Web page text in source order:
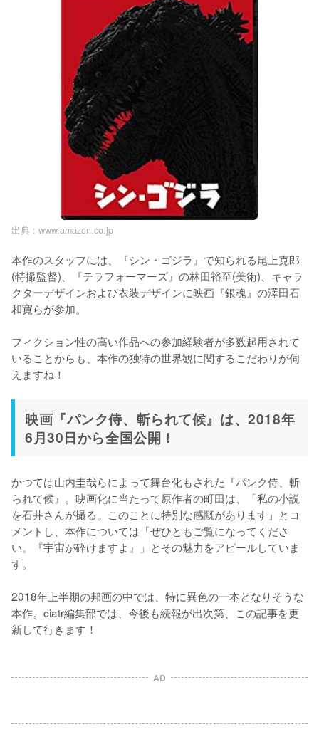
出典 : www.amazon.co.jp
本作のスタッフには、『シン・ゴジラ』で知られる尾上克郎
(特撮監督)、『テラフォーマーズ』の林田裕至(美術)、キャラ
クターデザインおよび衣装デザインに映画『銀魂』の澤田石
和寛らが参加。
フィクション性の高い作品への参加経験者が多数起用されて
いることからも、本作の独特の世界観に関するこだわりが伺
えますね！
映画『パンク侍、斬られて候』は、2018年
6月30日から全国公開！
かつては山内圭哉らによって舞台化もされた『パンク侍、斬
られて候』。映画化に当たって原作者の町田は、「私の小説
を石井さんが撮る。このことに特別な感慨があります」とコ
メントし、本作については「ぜひともご覧になってくださ
い。『宇宙が砕けますよ』」とその魅力をアピールしていま
す。
2018年上半期の邦画の中では、特に異色の一本となりそうな
本作。ciatr編集部では、今後も続報が出次第、この記事を更
新して行きます！
AD